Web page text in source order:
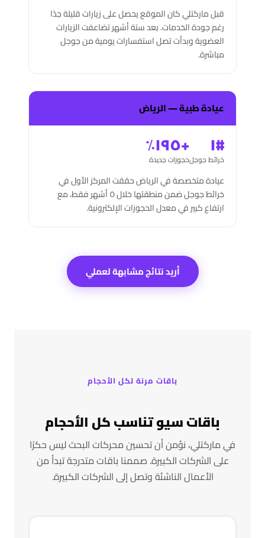
قبل ماركتلي كان الموقع يحصل على زيارات قليلة جدًا
رغم جودة الخدمات. بعد ستة أشهر تضاعفت الزيارات
العضوية وبدأت تصل استفسارات يومية من جوجل
مباشرة.
عيادة طبية — الرياض
#١
خرائط جوجل
+١٩٥٪
حجوزات جديدة
عيادة متخصصة في الرياض حققت المركز الأول في
خرائط جوجل ضمن منطقتها خلال ٥ أشهر فقط، مع
ارتفاع كبير في معدل الحجوزات الإلكترونية.
أريد نتائج مشابهة لعملي
باقات مرنة لكل الأحجام
باقات سيو تناسب كل الأحجام
في ماركتلي، نؤمن أن تحسين محركات البحث ليس حكرًا
على الشركات الكبيرة. صممنا باقات متدرجة تبدأ من
الأعمال الناشئة وتصل إلى الشركات الكبيرة.